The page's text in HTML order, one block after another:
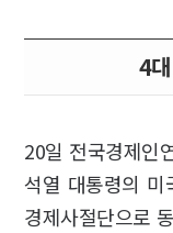
4
20일 전국경제인
석열 대통령의
경제사절단으로